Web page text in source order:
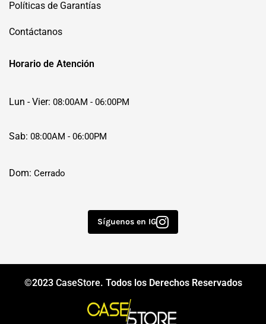
Políticas de Garantías
Contáctanos
Horario de Atención
Lun - Vier: 08:00AM - 06:00PM
Sab: 08:00AM - 06:00PM
Dom: Cerrado
Síguenos en IG
©2023 CaseStore. Todos los Derechos Reservados